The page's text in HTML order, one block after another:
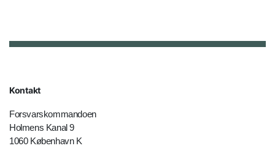
Kontakt
Forsvarskommandoen
Holmens Kanal 9
1060 København K